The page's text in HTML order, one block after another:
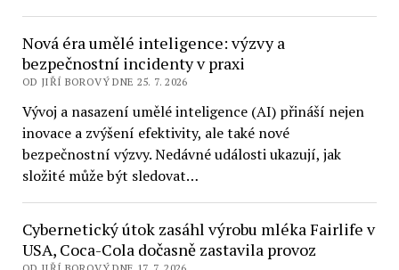
Nová éra umělé inteligence: výzvy a
bezpečnostní incidenty v praxi
OD JIŘÍ BOROVÝ DNE 25. 7. 2026
Vývoj a nasazení umělé inteligence (AI) přináší nejen
inovace a zvýšení efektivity, ale také nové
bezpečnostní výzvy. Nedávné události ukazují, jak
složité může být sledovat…
Cybernetický útok zasáhl výrobu mléka Fairlife v
USA, Coca-Cola dočasně zastavila provoz